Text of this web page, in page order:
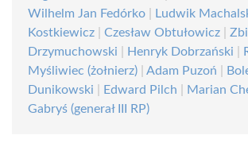
Wilhelm Jan Fedórko
Ludwik
Kostkiewicz
Czesław Obtułowicz
Drzymuchowski
Henryk Dobrzański
Myśliwiec (żołnierz)
Adam Puzoń
Dunikowski
Edward Pilch Marian
Gabryś (generał III RP)